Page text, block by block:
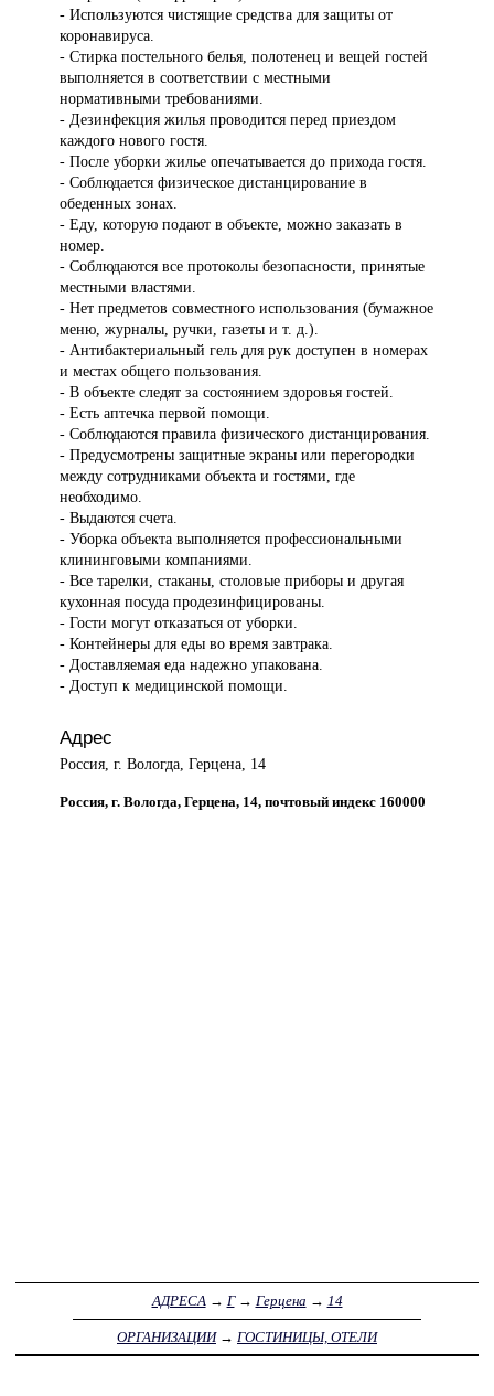
- Используются чистящие средства для защиты от
коронавируса.
- Стирка постельного белья, полотенец и вещей гостей
выполняется в соответствии с местными
нормативными требованиями.
- Дезинфекция жилья проводится перед приездом
каждого нового гостя.
- После уборки жилье опечатывается до прихода гостя.
- Соблюдается физическое дистанцирование в
обеденных зонах.
- Еду, которую подают в объекте, можно заказать в
номер.
- Соблюдаются все протоколы безопасности, принятые
местными властями.
- Нет предметов совместного использования (бумажное
меню, журналы, ручки, газеты и т. д.).
- Антибактериальный гель для рук доступен в номерах
и местах общего пользования.
- В объекте следят за состоянием здоровья гостей.
- Есть аптечка первой помощи.
- Соблюдаются правила физического дистанцирования.
- Предусмотрены защитные экраны или перегородки
между сотрудниками объекта и гостями, где
необходимо.
- Выдаются счета.
- Уборка объекта выполняется профессиональными
клининговыми компаниями.
- Все тарелки, стаканы, столовые приборы и другая
кухонная посуда продезинфицированы.
- Гости могут отказаться от уборки.
- Контейнеры для еды во время завтрака.
- Доставляемая еда надежно упакована.
- Доступ к медицинской помощи.
Адрес
Россия, г. Вологда, Герцена, 14
Россия, г. Вологда, Герцена, 14, почтовый индекс 160000
АДРЕСА→ Г→ Герцена → 14
ОРГАНИЗАЦИИ→ ГОСТИНИЦЫ, ОТЕЛИ